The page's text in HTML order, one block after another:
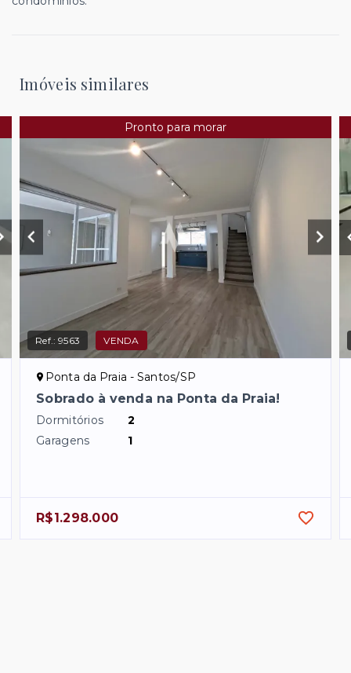
Imóveis similares
Pronto para morar
Ref.:9563 VENDA
Ponta da Praia - Santos/SP
Sobrado à venda na Ponta da Praia!
Dormitórios
2
Garagens
1
R$1.298.000